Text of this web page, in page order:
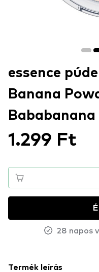
essence
Banana
Bababanana
1.299 Ft
28 napos
Termék leírás